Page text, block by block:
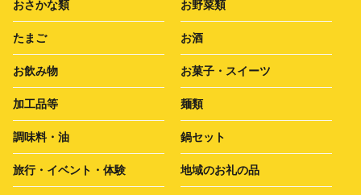
おさかな類 お野菜類
たまご お酒
お飲み物 お菓子・スイーツ
加工品等 麺類
調味料・油 鍋セット
旅行・イベント・体験 地域のお礼の品